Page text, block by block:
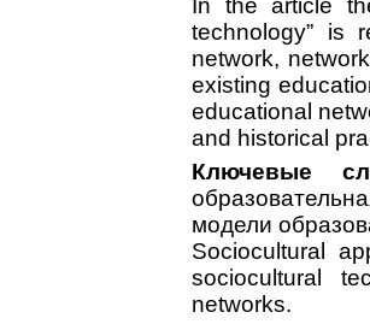
In the article
technology” is
network,
existing
educational
and historical
Ключевые
модели
Sociocultural
sociocultural
networks.